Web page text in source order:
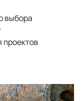
выбора